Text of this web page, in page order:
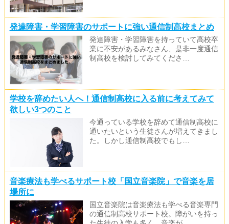
発達障害・学習障害のサポートに強い通信制高校まとめ
発達障害・学習障害を持っていて高校卒
業に不安があるみなさん、是非一度通信
制高校を検討してみてくださ…
学校を辞めたい人へ！通信制高校に入る前に考えてみて
欲しい3つのこと
今通っている学校を辞めて通信制高校に
通いたいという生徒さんが増えてきまし
た。しかし通信制高校でもし…
音楽療法も学べるサポート校「国立音楽院」で音楽を居
場所に
国立音楽院は音楽療法も学べる音楽専門
の通信制高校サポート校。障がいを持っ